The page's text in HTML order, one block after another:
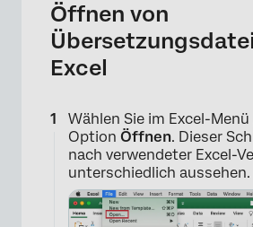
Öffnen von
Excel
Wählen Sie im Excel-Menü
Option Öffnen. Dieser
nach verwendeter Excel-
unterschiedlich aussehen.